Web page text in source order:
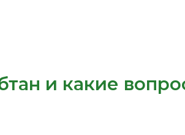
и какие